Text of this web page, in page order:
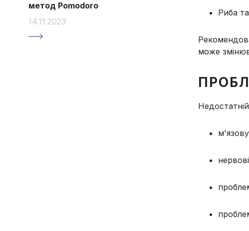
метод Pomodoro
14.11.2023
Риба
може
м'язову